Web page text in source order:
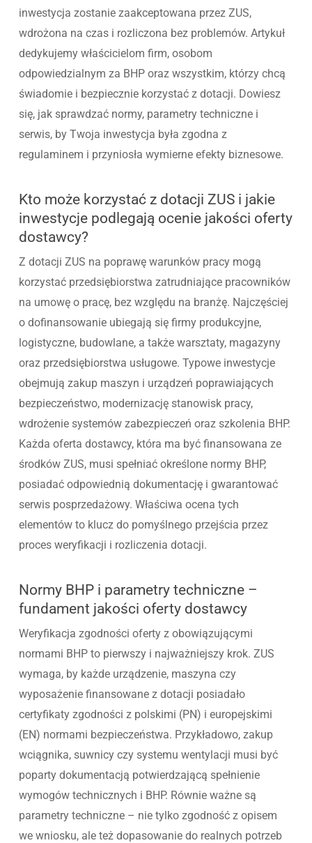
inwestycja zostanie zaakceptowana przez ZUS,
wdrożona na czas i rozliczona bez problemów. Artykuł
dedykujemy właścicielom firm, osobom
odpowiedzialnym za BHP oraz wszystkim, którzy chcą
świadomie i bezpiecznie korzystać z dotacji. Dowiesz
się, jak sprawdzać normy, parametry techniczne i
serwis, by Twoja inwestycja była zgodna z
regulaminem i przyniosła wymierne efekty biznesowe.
Kto może korzystać z dotacji ZUS i jakie
inwestycje podlegają ocenie jakości oferty
dostawcy?
Z dotacji ZUS na poprawę warunków pracy mogą
korzystać przedsiębiorstwa zatrudniające pracowników
na umowę o pracę, bez względu na branżę. Najczęściej
o dofinansowanie ubiegają się firmy produkcyjne,
logistyczne, budowlane, a także warsztaty, magazyny
oraz przedsiębiorstwa usługowe. Typowe inwestycje
obejmują zakup maszyn i urządzeń poprawiających
bezpieczeństwo, modernizację stanowisk pracy,
wdrożenie systemów zabezpieczeń oraz szkolenia BHP.
Każda oferta dostawcy, która ma być finansowana ze
środków ZUS, musi spełniać określone normy BHP,
posiadać odpowiednią dokumentację i gwarantować
serwis posprzedażowy. Właściwa ocena tych
elementów to klucz do pomyślnego przejścia przez
proces weryfikacji i rozliczenia dotacji.
Normy BHP i parametry techniczne –
fundament jakości oferty dostawcy
Weryfikacja zgodności oferty z obowiązującymi
normami BHP to pierwszy i najważniejszy krok. ZUS
wymaga, by każde urządzenie, maszyna czy
wyposażenie finansowane z dotacji posiadało
certyfikaty zgodności z polskimi (PN) i europejskimi
(EN) normami bezpieczeństwa. Przykładowo, zakup
wciągnika, suwnicy czy systemu wentylacji musi być
poparty dokumentacją potwierdzającą spełnienie
wymogów technicznych i BHP. Równie ważne są
parametry techniczne – nie tylko zgodność z opisem
we wniosku, ale też dopasowanie do realnych potrzeb